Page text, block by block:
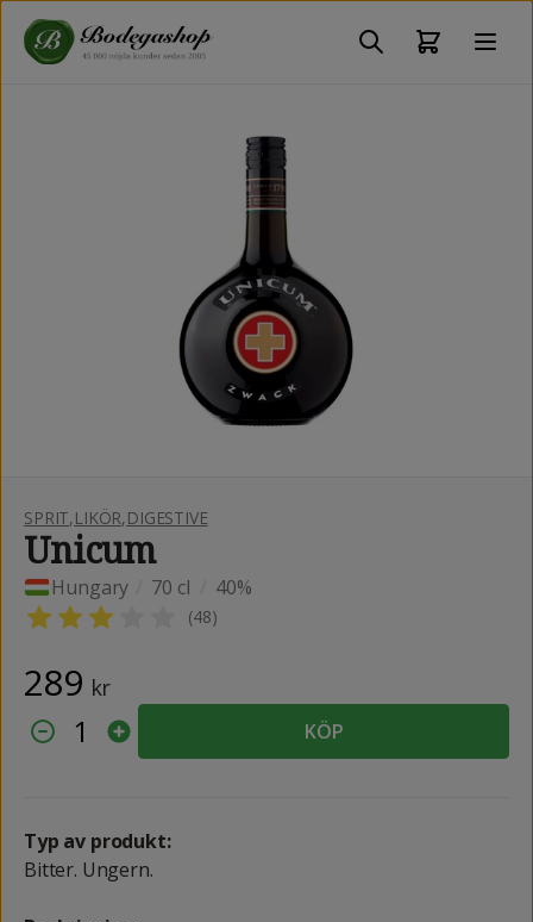
SPRIT,LIKÖR,DIGESTIVE
Unicum
Hungary 70 cl 40%
(48)
289 kr
1 KÖP
Typ av produkt:
Bitter. Ungern.